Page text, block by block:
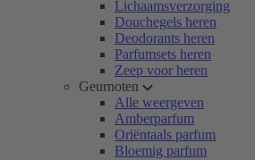
Lichaamsverzorging
Douchegels heren
Deodorants heren
Parfumsets heren
Zeep voor heren
Geurnoten
Alle weergeven
Amberparfum
Oriëntaals parfum
Bloemig parfum